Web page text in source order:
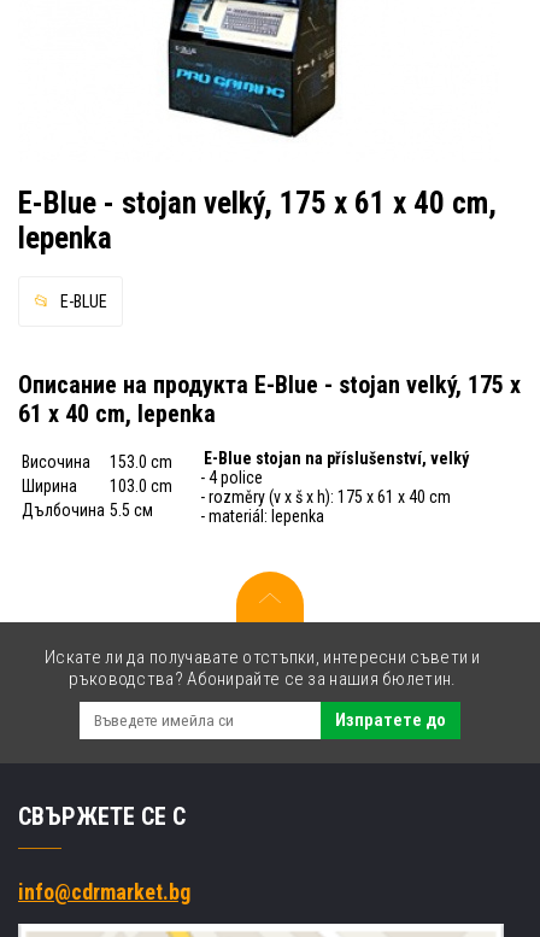
E-Blue - stojan velký, 175 x 61 x 40 cm,
lepenka
E-BLUE
Описание на продукта E-Blue - stojan velký, 175 x
61 x 40 cm, lepenka
Височина
153.0 cm
Ширина
103.0 cm
Дълбочина 5.5 см
E-Blue stojan na příslušenství, velký
- 4 police
- rozměry (v x š x h): 175 x 61 x 40 cm
- materiál: lepenka
Искате ли да получавате отстъпки, интересни съвети и
ръководства? Абонирайте се за нашия бюлетин.
Изпратете до
СВЪРЖЕТЕ СЕ С
info@cdrmarket.bg